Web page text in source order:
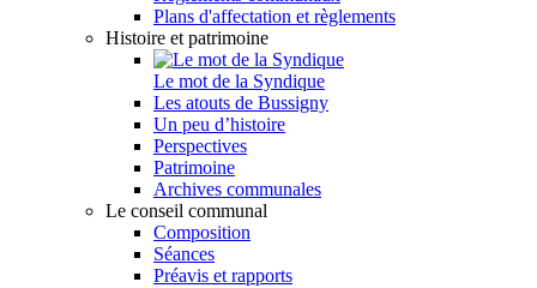
Plans d'affectation et règlements
Histoire et patrimoine
Le mot de la Syndique
Les atouts de Bussigny
Un peu d’histoire
Perspectives
Patrimoine
Archives communales
Le conseil communal
Composition
Séances
Préavis et rapports